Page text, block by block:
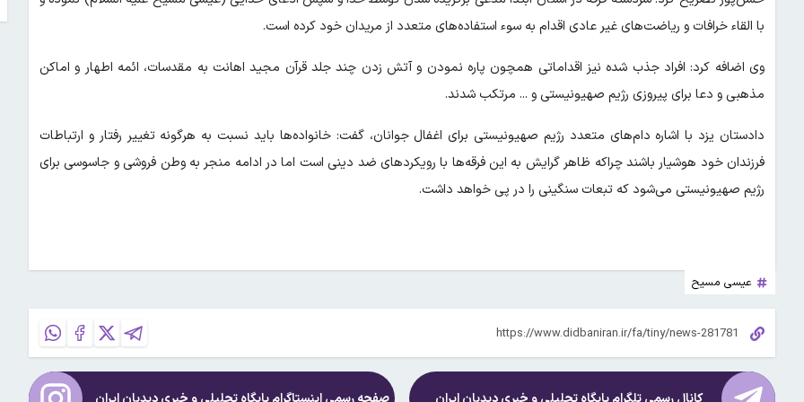
با القاء خرافات و ریاضت‌های غیر عادی اقدام به سوء استفاده‌های متعدد از مریدان خود کرده است.
وی اضافه کرد: افراد جذب شده نیز اقداماتی همچون پاره نمودن و آتش زدن چند جلد قرآن مجید اهانت به مقدسات، ائمه اطهار و اماکن
مذهبی و دعا برای پیروزی رژیم صهیونیستی و ... مرتکب شدند.
دادستان یزد با اشاره دام‌های متعدد رژیم صهیونیستی برای اغفال جوانان، گفت: خانواده‌ها باید نسبت به هرگونه تغییر رفتار و ارتباطات
فرزندان خود هوشیار باشند چراکه ظاهر گرایش به این فرقه‌ها با رویکردهای ضد دینی است اما در ادامه منجر به وطن فروشی و جاسوسی برای
رژیم صهیونیستی می‌شود که تبعات سنگینی را در پی خواهد داشت.
عیسی مسیح